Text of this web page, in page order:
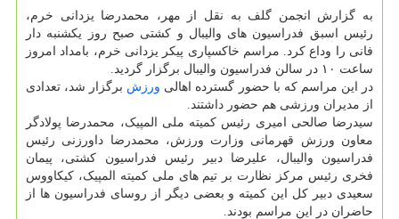
به گزارش انجمن گلف به نقل از مهر، محمدرضا یزدانی خرم،
رئیس اسبق فدراسیون های والیبال و کشتی صبح روز یکشنبه دار
فانی را وداع کرد. مراسم خاکسپاری پیکر یزدانی خرم، بامداد امروز
ساعت ۱۰ در سالن فدراسیون والیبال برگزار گردید.
در این مراسم که با حضور گسترده اهالی ورزش برگزار شد، تعدادی
از مدیران ورزشی هم حضور داشتند.
سیدرضا صالحی امیری رئیس کمیته ملی المپیک، محمدرضا پولادگر
معاون ورزش قهرمانی وزارت ورزش، محمدرضا داورزنی رئیس
فدراسیون والیبال، علیرضا دبیر رئیس فدراسیون کشتی، پیمان
فخری رئیس مرکز نظارت بر تیم های ملی کمیته المپیک، کیکاووس
سعیدی دبیر کل این کمیته و بعضی دیگر از روسای فدراسیون ها از
حاضران در این مراسم بودند.